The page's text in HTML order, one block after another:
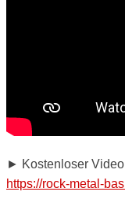
► Kostenloser
https://rock-metal-